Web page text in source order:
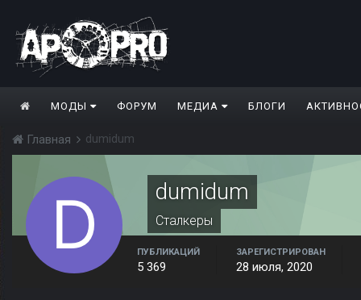
МОДЫ ФОРУМ МЕДИА БЛОГИ
Главная dumidum
dumidum
Сталкеры
ПУБЛИКАЦИЙ
5 369
ЗАРЕГИСТРИРОВАН
28 июля, 2020